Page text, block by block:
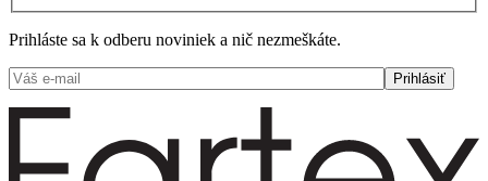
Prihláste sa k odberu noviniek a nič nezmeškáte.